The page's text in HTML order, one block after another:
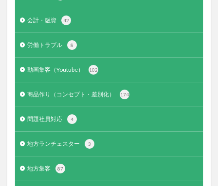
会計・融資 42
労働トラブル 8
動画集客（Youtube） 102
商品作り（コンセプト・差別化） 174
問題社員対応 4
地方ランチェスター 3
地方集客 87